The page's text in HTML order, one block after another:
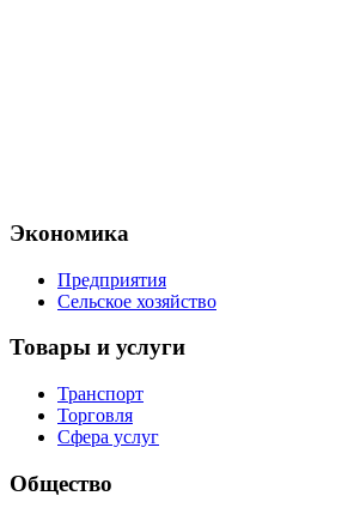
Экономика
Предприятия
Сельское хозяйство
Товары и услуги
Транспорт
Торговля
Сфера услуг
Общество